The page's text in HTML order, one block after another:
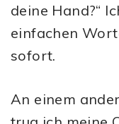
deine Hand?“
einfachen
sofort.
An einem